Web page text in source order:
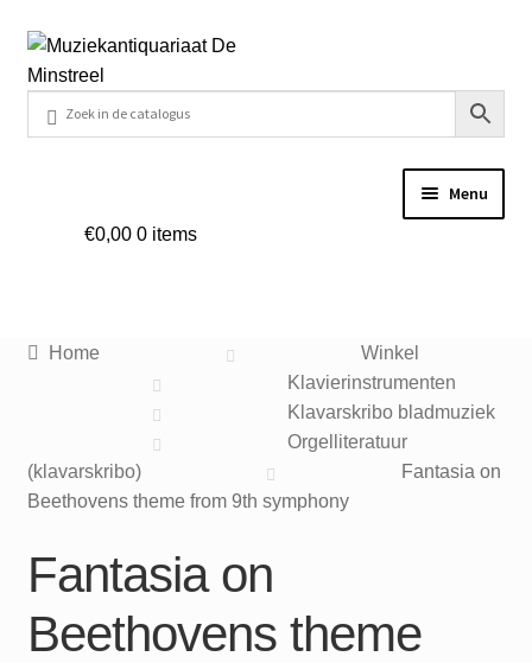
Ga
door
navigatie
Ga
naar
inhoud
Menu
Veel gestelde vragen
Mijn account
€0,00 0 items
Home
Winkel
Klavierinstrumenten
Klavarskribo bladmuziek
Orgelliteratuur
(klavarskribo)
Fantasia on
Beethovens theme from 9th symphony
Fantasia on
Beethovens theme